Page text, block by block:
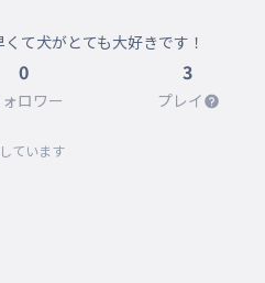
て犬がとても大好きです！
0
ロワー
3
プレイ
ています